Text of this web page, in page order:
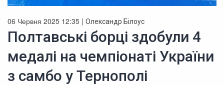
06 Червня 2025 12:35 | Олександр Білоус
Полтавські борці здобули 4
медалі на чемпіонаті України
з самбо у Тернополі